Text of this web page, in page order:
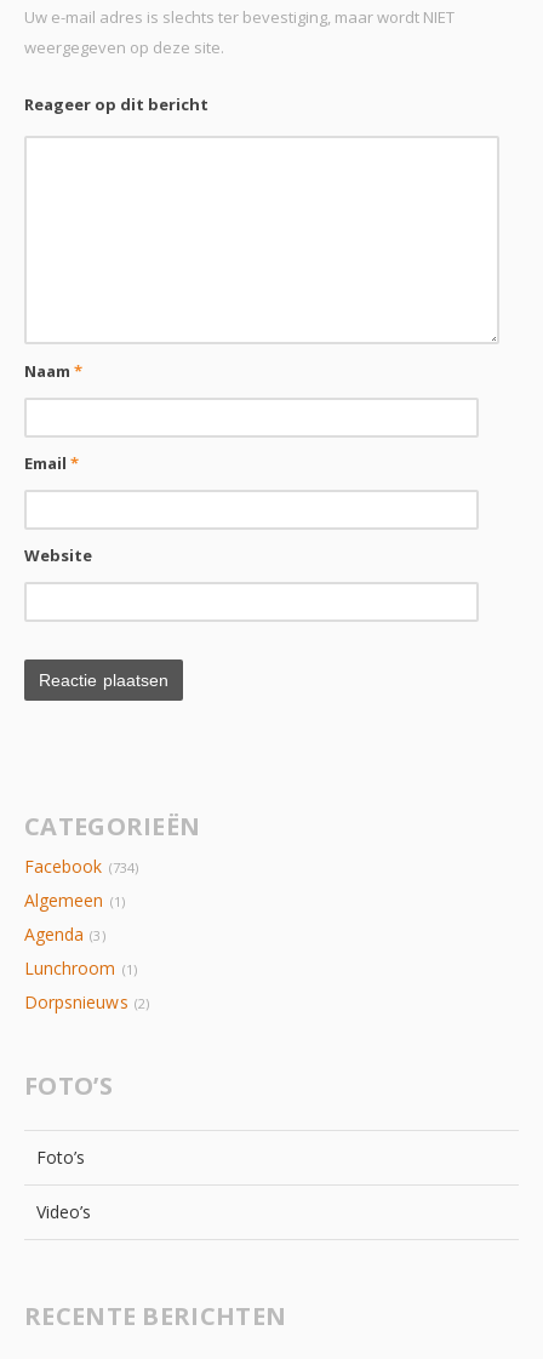
Uw e-mail adres is slechts ter bevestiging, maar wordt NIET
weergegeven op deze site.
Reageer op dit bericht
Naam*
Email*
Website
CATEGORIEËN
Facebook (734)
Algemeen (1)
Agenda (3)
Lunchroom (1)
Dorpsnieuws (2)
FOTO’S
Foto’s
Video’s
RECENTE BERICHTEN